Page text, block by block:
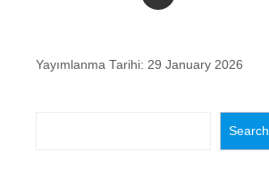
Yayımlanma Tarihi: 29 January 2026
Search